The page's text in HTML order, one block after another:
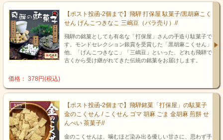
【ポスト投函-2個まで】飛騨 打保屋 駄菓子/黒胡麻こく
せん げんこつきなこ 三嶋豆（バラ売り）//
飛騨の銘菓としても有名な「打保屋」さんの手造り駄菓子で
す。モンドセレクション銀賞を受賞した「黒胡麻こくせん」
他、「げんこつきなこ」「三嶋豆」といった、どれも飛騨で
古くから受け継がれてきた伝統の銘菓をお届けします。
価格： 378円(税込)
【ポスト投函-2個まで】飛騨銘菓「打保屋」の駄菓子
金のこくせん / こくせん ゴマ 胡麻 ごま 金胡麻 煎餅 せ
んべい 茶菓子//
金のこくせんは、噛むほど染み出る優しい甘さに、思わず手